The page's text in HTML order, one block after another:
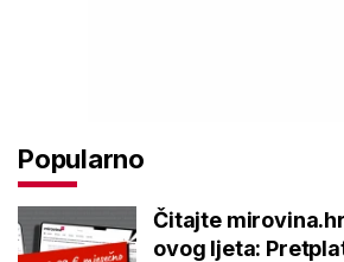
Popularno
Čitajte
ovog ljeta: